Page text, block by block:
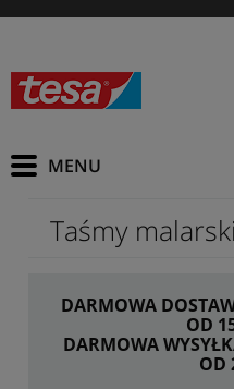
Taśmy
DARMOWA
OD
DARMOWA
OD